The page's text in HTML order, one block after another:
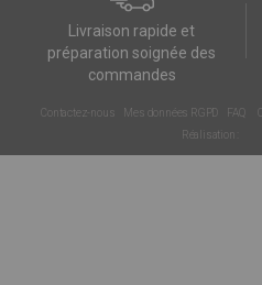
Livraison rapide et
préparation soignée des
commandes
Contactez-nous Mes données RGPD FAQ
Réalisation :